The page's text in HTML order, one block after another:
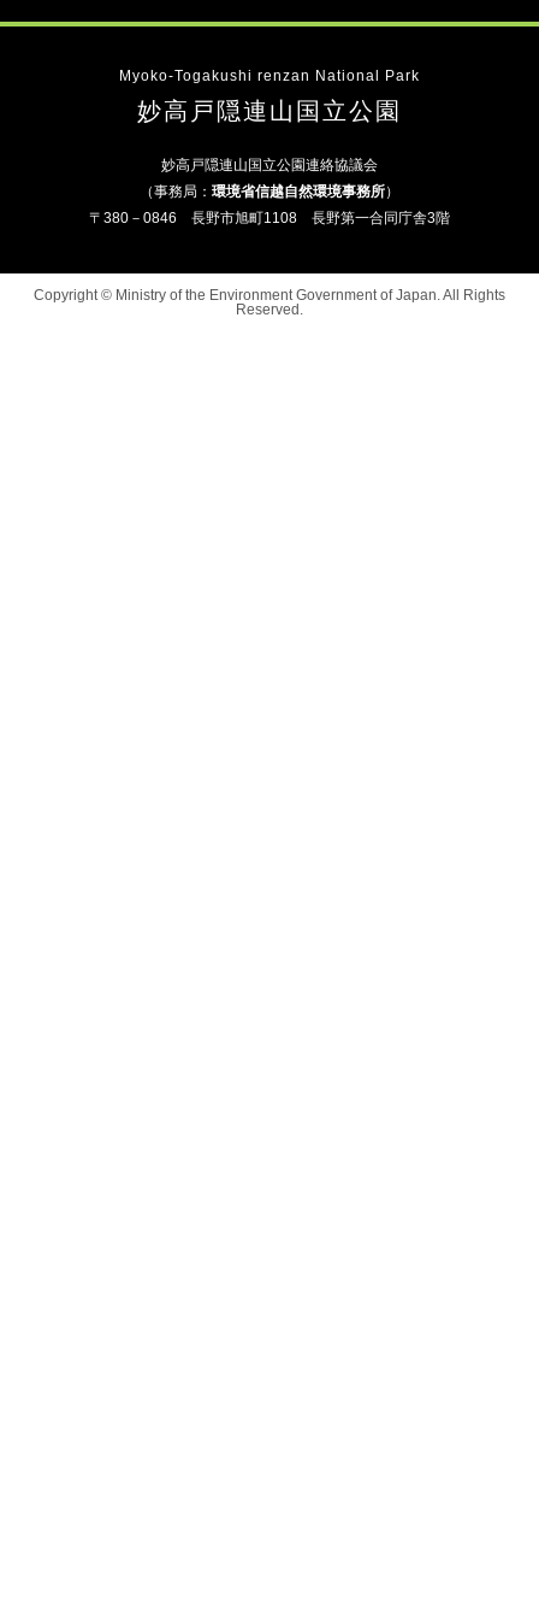
Myoko-Togakushi renzan National Park
妙高戸隠連山国立公園
妙高戸隠連山国立公園連絡協議会
（事務局： 環境省信越自然環境事務所）
〒380－0846 長野市旭町1108 長野第一合同庁舎3階
Copyright © Ministry of the Environment Government of Japan. All Rights
Reserved.